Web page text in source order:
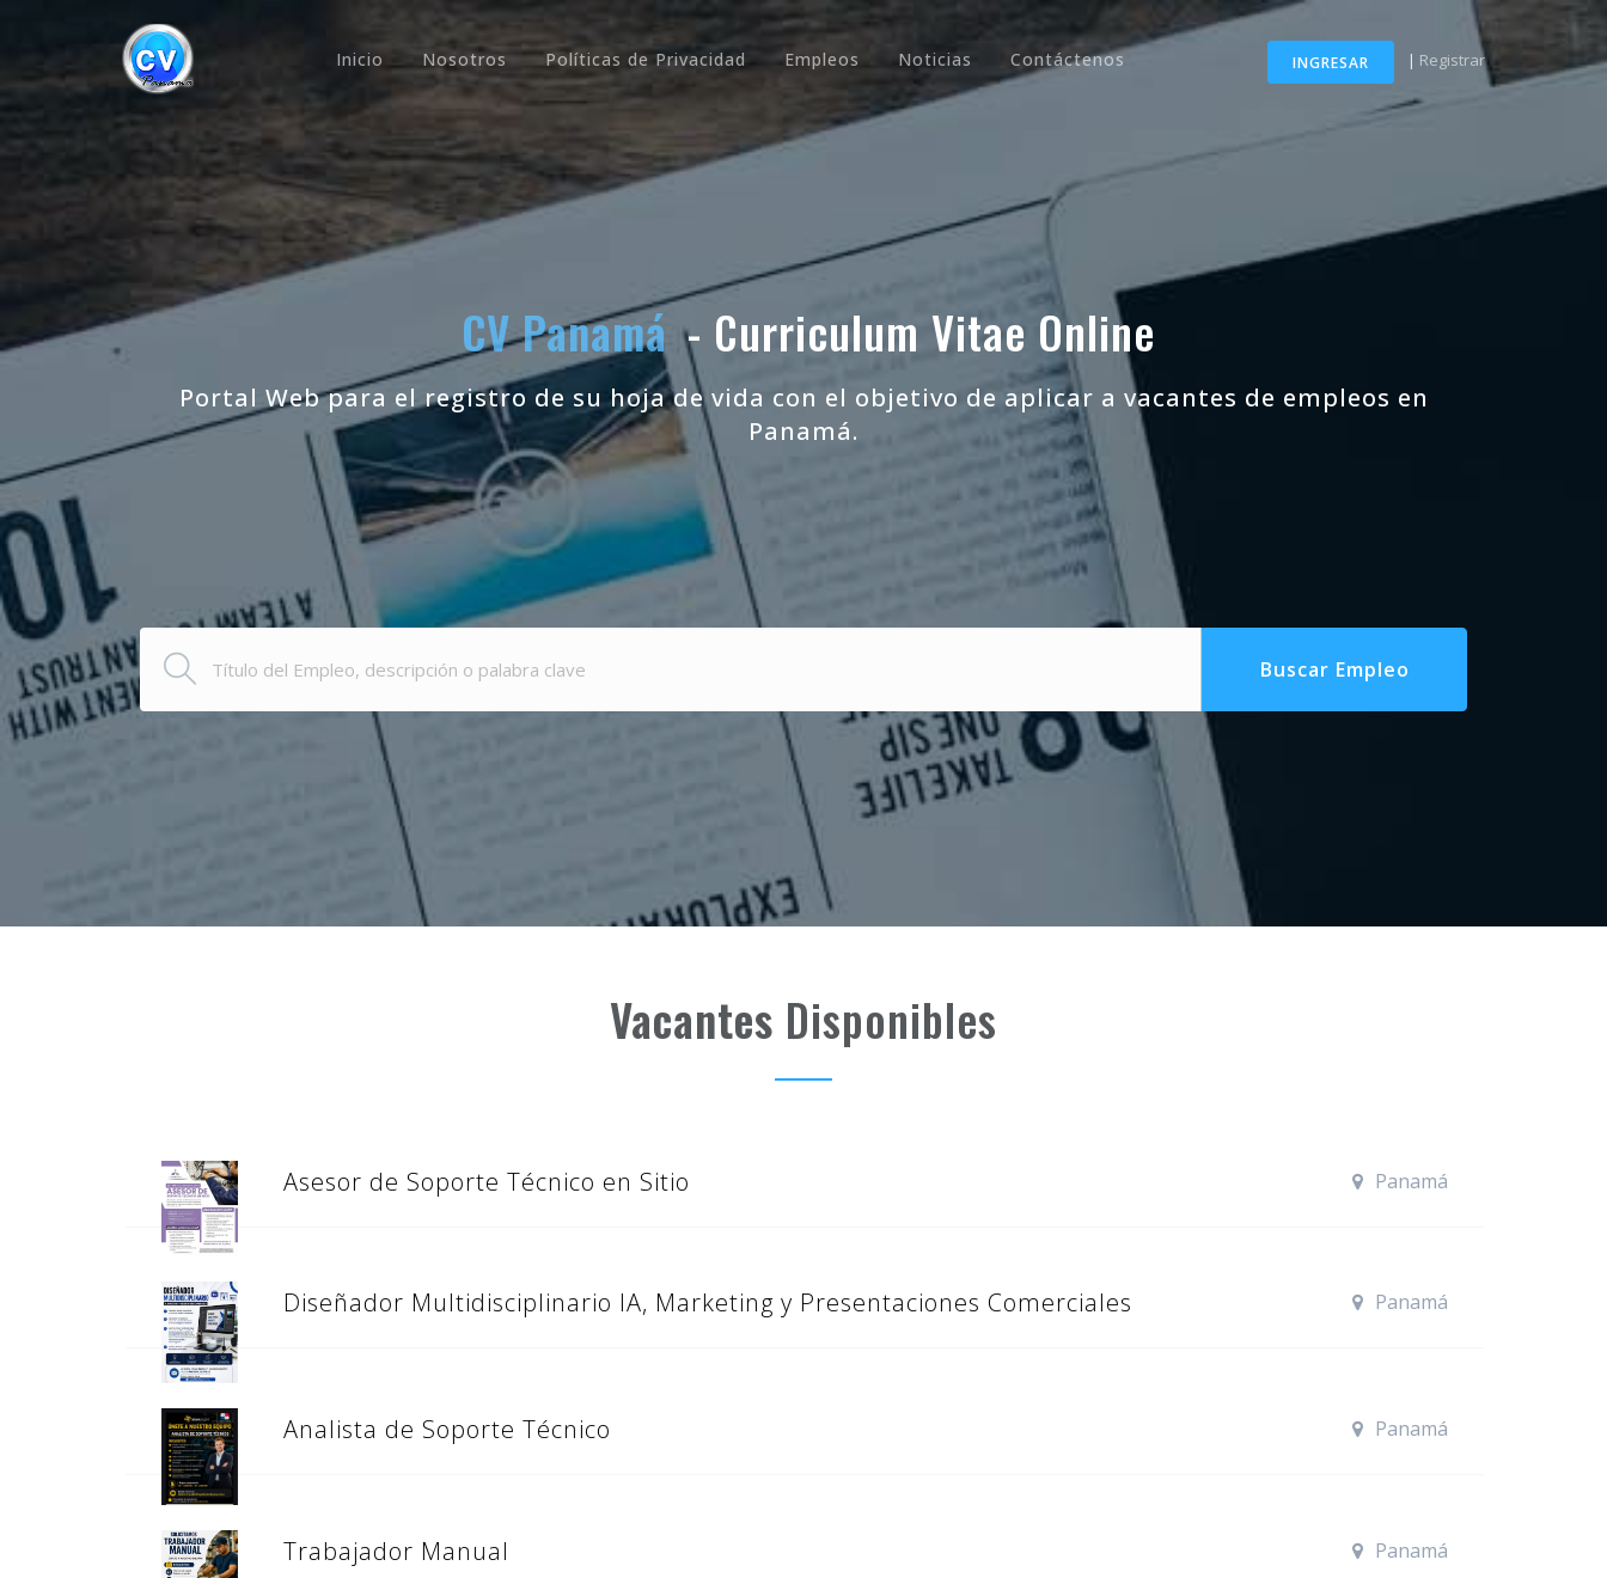
INGRESAR | Registrar
Inicio Nosotros Políticas de Privacidad Empleos Noticias Contáctenos
CV Panamá - Curriculum Vitae Online
Portal Web para el registro de su hoja de vida con el objetivo de aplicar a vacantes de empleos en
Panamá.
Buscar Empleo
Vacantes Disponibles
Asesor de Soporte Técnico en Sitio Panamá
Diseñador Multidisciplinario IA, Marketing y Presentaciones Comerciales Panamá
Analista de Soporte Técnico Panamá
Trabajador Manual Panamá